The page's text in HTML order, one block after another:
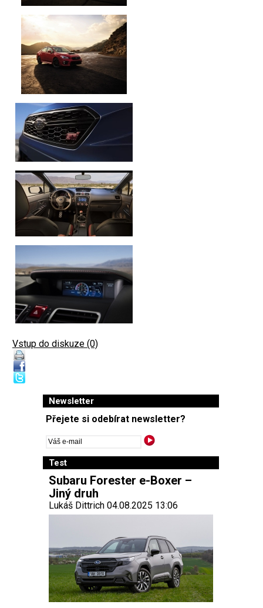
Vstup do diskuze (0)
Newsletter
Přejete si odebírat newsletter?
Test
Subaru Forester e-Boxer –
Jiný druh
Lukáš Dittrich 04.08.2025 13:06